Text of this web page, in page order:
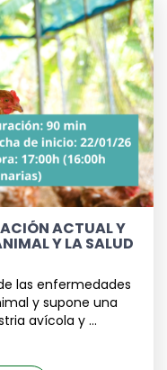
ACTUAL Y
Y LA SALUD
las enfermedades
y supone una
avícola y ...